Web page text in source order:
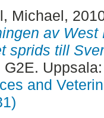
Michael,
av
sprids till
G2E.
and